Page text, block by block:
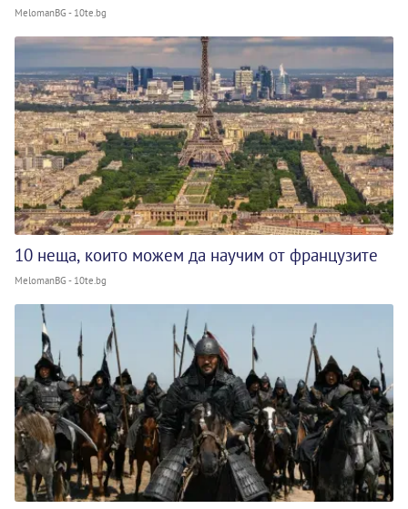
MelomanBG - 10te.bg
10 неща, които можем да научим от французите
MelomanBG - 10te.bg